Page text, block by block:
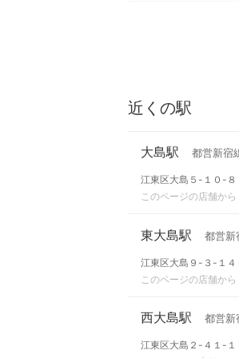
近くの駅
大島駅 都営新宿
江東区大島５-１０-８
このページの店舗か
東大島駅 都営新
江東区大島９-３-１４
このページの店舗か
西大島駅 都営新
江東区大島２-４１-１